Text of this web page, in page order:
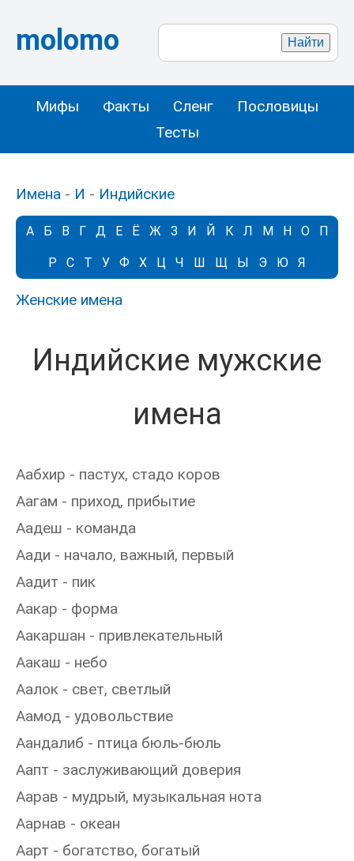
molomo
Мифы Факты Сленг
Пословицы
Тесты
Имена - И - Индийские
А Б В Г Д Е Ё Ж З И Й К Л М Н О П
Р С Т У Ф Х Ц Ч Ш Щ Ы Э Ю Я
Женские имена
Индийские мужские
имена
Аабхир - пастух, стадо коров
Аагам - приход, прибытие
Аадеш - команда
Аади - начало, важный, первый
Аадит - пик
Аакар - форма
Аакаршан - привлекательный
Аакаш - небо
Аалок - свет, светлый
Аамод - удовольствие
Аандалиб - птица бюль-бюль
Аапт - заслуживающий доверия
Аарав - мудрый, музыкальная нота
Аарнав - океан
Аарт - богатство, богатый